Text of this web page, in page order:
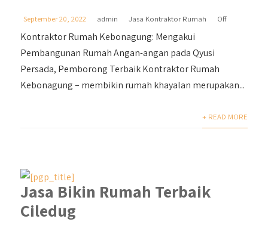
September 20, 2022 admin Jasa Kontraktor Rumah Off
Kontraktor Rumah Kebonagung: Mengakui
Pembangunan Rumah Angan-angan pada Qyusi
Persada, Pemborong Terbaik Kontraktor Rumah
Kebonagung – membikin rumah khayalan merupakan...
+ READ MORE
Jasa Bikin Rumah Terbaik
Ciledug